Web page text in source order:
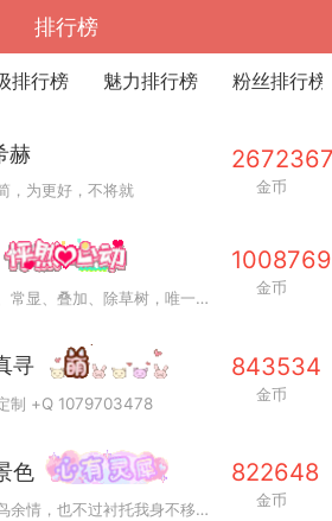
排行榜
排行榜 魅力排行榜 粉丝排行榜
排行榜
略教程 联机招募
赫
，为更好，不将就 金币
大背包、常显、叠加、除草树，唯一作者QQ383125283
1008769
金币
寻
制 +Q 1079703478
843534
金币
色
此般花鸟余情，也不过衬托我身不移不变的背景罢了。
822648
金币